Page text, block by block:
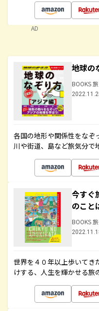
AD
地球
BOOKS
各国の地形や関係性をなぞ
川や街道、島など旅気分で
今すぐ
のこと
BOOKS
世界を４０年以上歩いてき
けする、人生を輝かせる旅